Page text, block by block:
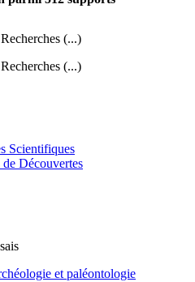
(...)
(...)
Scientifiques
de Découvertes
et paléontologie